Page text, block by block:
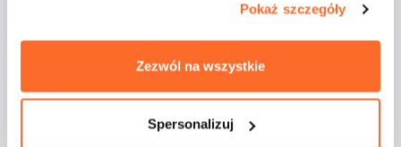
Pokaż szczegóły
Zezwól na wszystkie
Spersonalizuj
majówkowym rejsie